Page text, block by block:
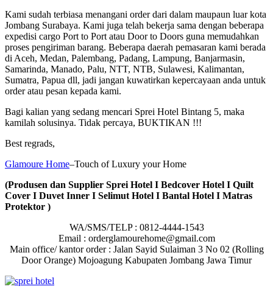
Kami sudah terbiasa menangani order dari dalam maupaun luar kota
Jombang Surabaya. Kami juga telah bekerja sama dengan beberapa
expedisi cargo Port to Port atau Door to Doors guna memudahkan
proses pengiriman barang. Beberapa daerah pemasaran kami berada
di Aceh, Medan, Palembang, Padang, Lampung, Banjarmasin,
Samarinda, Manado, Palu, NTT, NTB, Sulawesi, Kalimantan,
Sumatra, Papua dll, jadi jangan kuwatirkan kepercayaan anda untuk
order atau pesan kepada kami.
Bagi kalian yang sedang mencari Sprei Hotel Bintang 5, maka
kamilah solusinya. Tidak percaya, BUKTIKAN !!!
Best regrads,
Glamoure Home–Touch of Luxury your Home
(Produsen dan Supplier Sprei Hotel I Bedcover Hotel I Quilt
Cover I Duvet Inner I Selimut Hotel I Bantal Hotel I Matras
Protektor )
WA/SMS/TELP : 0812-4444-1543
Email : orderglamourehome@gmail.com
Main office/ kantor order : Jalan Sayid Sulaiman 3 No 02 (Rolling
Door Orange) Mojoagung Kabupaten Jombang Jawa Timur